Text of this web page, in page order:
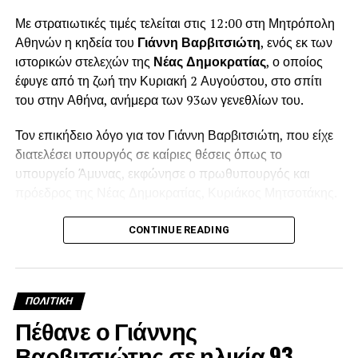
Με στρατιωτικές τιμές τελείται στις 12:00 στη Μητρόπολη
Αθηνών η κηδεία του Γιάννη Βαρβιτσιώτη, ενός εκ των
ιστορικών στελεχών της Νέας Δημοκρατίας, ο οποίος
έφυγε από τη ζωή την Κυριακή 2 Αυγούστου, στο σπίτι
του στην Αθήνα, ανήμερα των 93ων γενεθλίων του.
Τον επικήδειο λόγο για τον Γιάννη Βαρβιτσιώτη, που είχε
διατελέσει υπουργός σε καίριες θέσεις όπως το
υπουργείο Άμυνας, εκφώνησε ο πρωθυπουργός και
Λίγο πριν τη μία το μεσημέρι, ολοκληρώθηκε η εξόδιος
ακολουθία και στο βήμα ανέβηκε ο πρωθυπουργός
Κυριάκος Μητσοτάκης για να εκφωνήσει τον επικήδειο
Μεταξύ άλλων ο Κυριάκος Μητσοτάκης, είπε: «Ο Γιάννης
Βαρβιτσιώτης ήταν φτιαγμένος από εκείνο το σπάνιο
CONTINUE READING
ΠΟΛΙΤΙΚΉ
Πέθανε ο Γιάννης